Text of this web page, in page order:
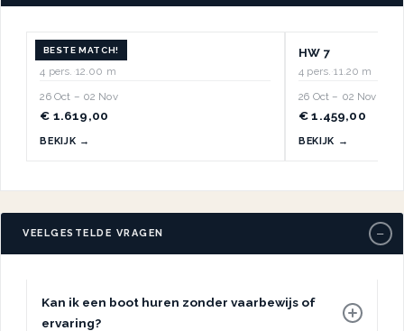
BESTE MATCH!
HW 17
4 pers. ·12.00 m
26 Oct – 02 Nov
€ 1.619,00
BEKIJK →
HW 7
4 pers. ·11.20 m
26 Oct – 02 Nov
€ 1.459,00
BEKIJK →
VEELGESTELDE VRAGEN −
Kan ik een boot huren zonder vaarbewijs of
ervaring?